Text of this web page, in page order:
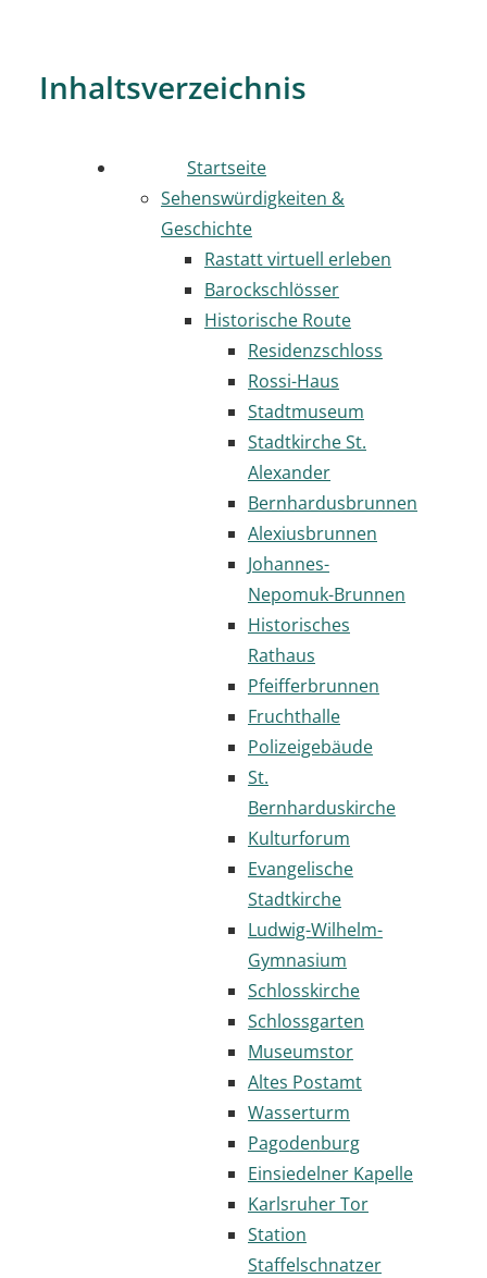
Inhaltsverzeichnis
Startseite
Sehenswürdigkeiten &
Geschichte
Rastatt virtuell erleben
Barockschlösser
Historische Route
Residenzschloss
Rossi-Haus
Stadtmuseum
Stadtkirche St.
Alexander
Bernhardusbrunnen
Alexiusbrunnen
Johannes-
Nepomuk-Brunnen
Historisches
Rathaus
Pfeifferbrunnen
Fruchthalle
Polizeigebäude
St.
Bernharduskirche
Kulturforum
Evangelische
Stadtkirche
Ludwig-Wilhelm-
Gymnasium
Schlosskirche
Schlossgarten
Museumstor
Altes Postamt
Wasserturm
Pagodenburg
Einsiedelner Kapelle
Karlsruher Tor
Station
Staffelschnatzer